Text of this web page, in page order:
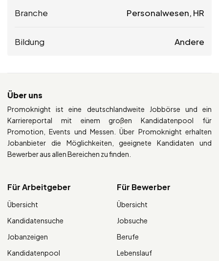
Branche Personalwesen, HR
Bildung Andere
Über uns
Promoknight ist eine deutschlandweite Jobbörse und ein
Karriereportal mit einem großen Kandidatenpool für
Promotion, Events und Messen. Über Promoknight erhalten
Jobanbieter die Möglichkeiten, geeignete Kandidaten und
Bewerber aus allen Bereichen zu finden.
Für Arbeitgeber
Übersicht
Kandidatensuche
Jobanzeigen
Kandidatenpool
Für Bewerber
Übersicht
Jobsuche
Berufe
Lebenslauf